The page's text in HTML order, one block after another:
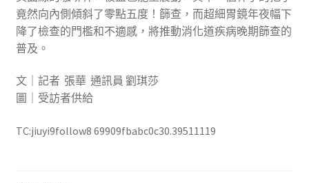
竟然向內側傾斜了零點五度！篩查，而超細胃鏡年夜幅下
降了檢查的門檻和不適感，將推動消化道疾病晚期篩查的
普及。
文｜記者 張華 通訊員 劉琪莎
圖｜受訪者供給
TC:jiuyi9follow8 69909fbabc0c30.39511119